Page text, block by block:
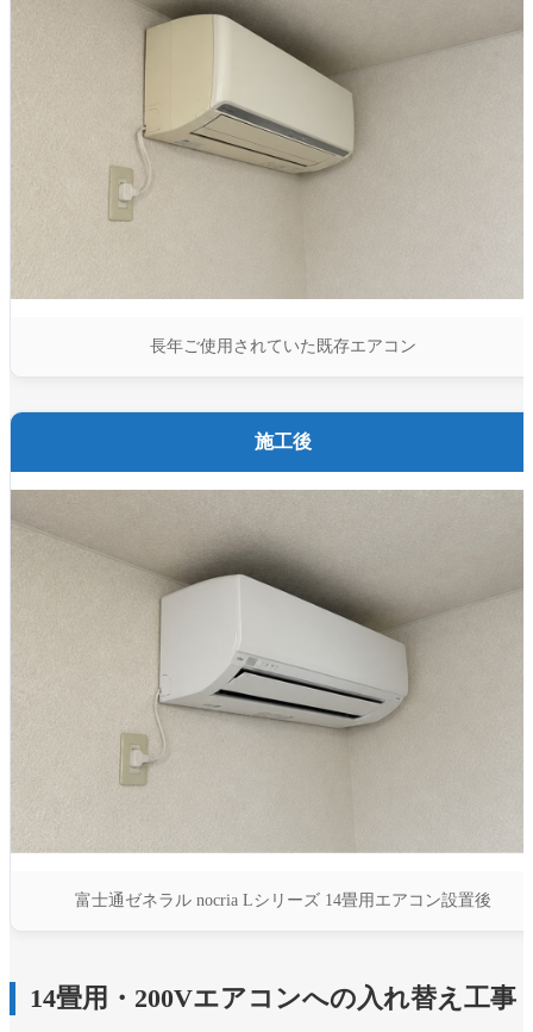
長年ご使用されていた既存エアコン
施工後
富士通ゼネラル nocria Lシリーズ 14畳用エアコン設置後
14畳用・200Vエアコンへの入れ替え工事